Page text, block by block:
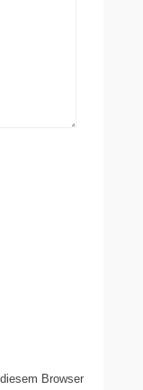
Browser